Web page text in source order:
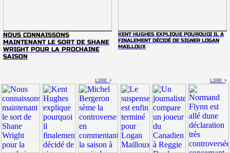
NOUS CONNAISSONS
MAINTENANT LE SORT DE SHANE
WRIGHT POUR LA PROCHAINE
SAISON
LIRE
KENT HUGHES EXPLIQUE POURQUOI IL A
FINALEMENT DÉCIDÉ DE SIGNER LOGAN
MAILLOUX
LIRE